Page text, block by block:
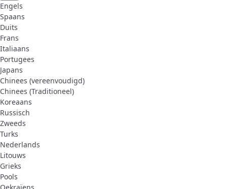
Engels
Spaans
Duits
Frans
Italiaans
Portugees
Japans
Chinees (vereenvoudigd)
Chinees (Traditioneel)
Koreaans
Russisch
Zweeds
Turks
Nederlands
Litouws
Grieks
Pools
Oekraïens